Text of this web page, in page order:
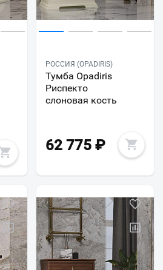
РОССИЯ (OPADIRIS)
Тумба Opadiris
Риспекто
слоновая кость
62 775 ₽